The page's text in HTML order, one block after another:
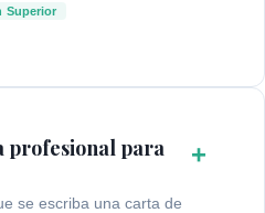
Superior
profesional para
se escriba una carta de
+